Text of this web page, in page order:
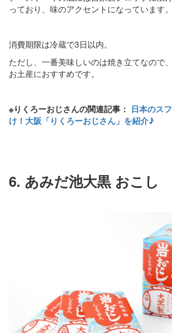
っており、味のアクセントになっています。
消費期限は冷蔵で3日以内。
ただし、一番美味しいのは焼き立てなので
お土産におすすめです。
※りくろーおじさんの関連記事： 日本のス
け！大阪「りくろーおじさん」を紹介♪
6. あみだ池大黒 おこし